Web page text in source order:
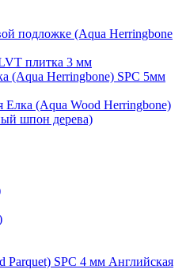
подложке (Aqua Herringbone
плитка 3 мм
(Aqua Herringbone) SPC 5мм
(Aqua Wood Herringbone)
шпон дерева)
Parquet) SPC 4 мм Английская